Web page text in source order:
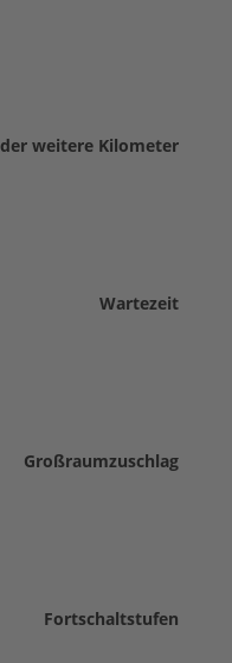
weitere Kilometer
Wartezeit
Großraumzuschlag
Fortschaltstufen